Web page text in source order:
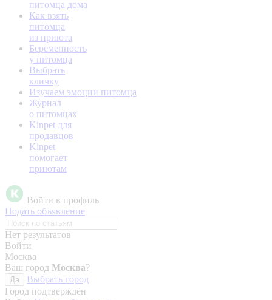
питомца дома
Как взять
питомца
из приюта
Беременность
у питомца
Выбрать
кличку
Изучаем эмоции питомца
Журнал
о питомцах
Kinpet для
продавцов
Kinpet
помогает
приютам
Войти в профиль
Подать объявление
Нет результатов
Войти
Москва
Ваш город Москва?
Да
Выбрать город
Город подтверждён